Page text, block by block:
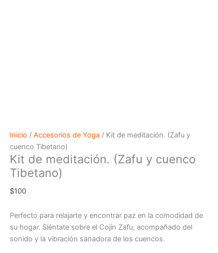
Inicio / Accesorios de Yoga / Kit de meditación. (Zafu y
cuenco Tibetano)
Kit de meditación. (Zafu y cuenco
Tibetano)
$100
Perfecto para relajarte y encontrar paz en la comodidad de
su hogar. Siéntate sobre el Cojín Zafu, acompañado del
sonido y la vibración sanadora de los cuencos.